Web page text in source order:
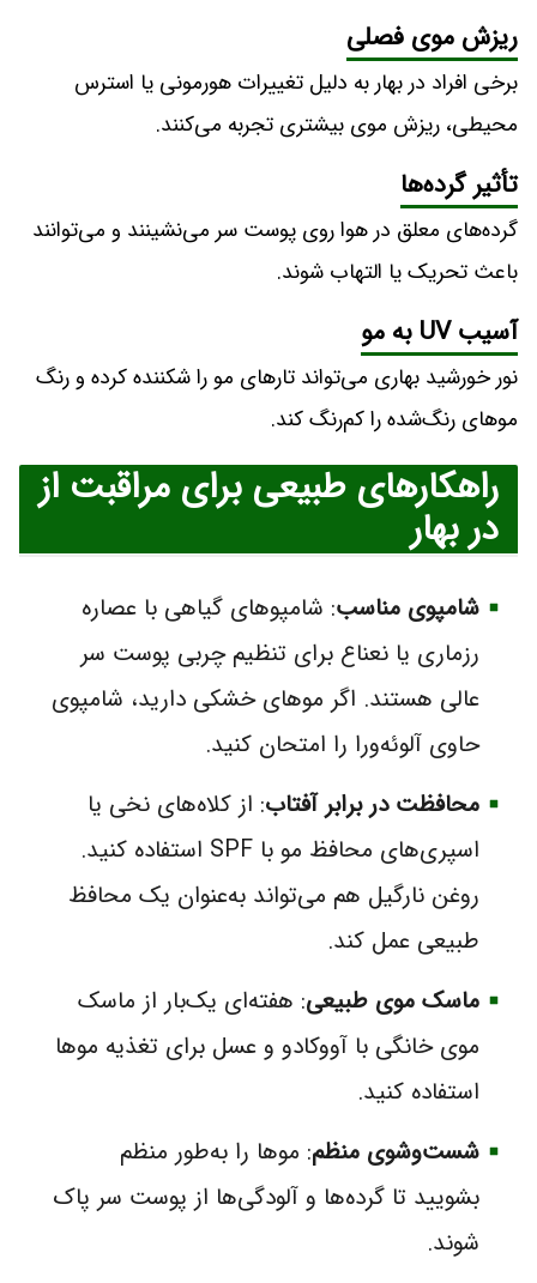
ریزش موی فصلی
برخی افراد در بهار به دلیل تغییرات هورمونی یا استرس
محیطی، ریزش موی بیشتری تجربه می‌کنند.
تأثیر گرده‌ها
گرده‌های معلق در هوا روی پوست سر می‌نشینند و می‌توانند
باعث تحریک یا التهاب شوند.
آسیب UV به مو
نور خورشید بهاری می‌تواند تارهای مو را شکننده کرده و رنگ
موهای رنگ‌شده را کم‌رنگ کند.
راهکارهای طبیعی برای مراقبت از
در بهار
شامپوی مناسب: شامپوهای گیاهی با عصاره
رزماری یا نعناع برای تنظیم چربی پوست سر
عالی هستند. اگر موهای خشکی دارید، شامپوی
حاوی آلوئه‌ورا را امتحان کنید.
محافظت در برابر آفتاب: از کلاه‌های نخی یا
اسپری‌های محافظ مو با SPF استفاده کنید.
روغن نارگیل هم می‌تواند به‌عنوان یک محافظ
طبیعی عمل کند.
ماسک موی طبیعی: هفته‌ای یک‌بار از ماسک
موی خانگی با آووکادو و عسل برای تغذیه موها
استفاده کنید.
شست‌وشوی منظم: موها را به‌طور منظم
بشویید تا گرده‌ها و آلودگی‌ها از پوست سر پاک
شوند.